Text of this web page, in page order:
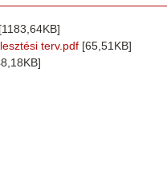
[1183,64KB]
terv.pdf [65,51KB]